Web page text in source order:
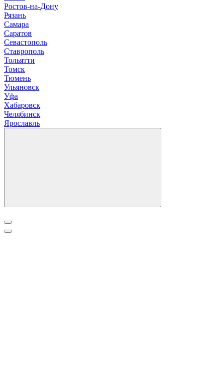
Ростов-на-Дону
Рязань
Самара
Саратов
Севастополь
Ставрополь
Тольятти
Томск
Тюмень
Ульяновск
Уфа
Хабаровск
Челябинск
Ярославль